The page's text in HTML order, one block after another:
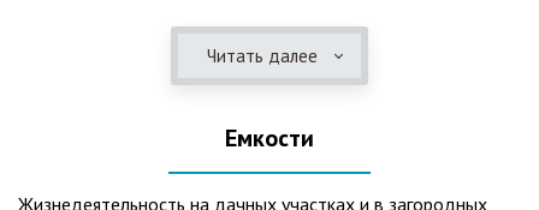
длительный срок службы, так как не подвержены коррозии.
2. Обладают высокой прочностью – способны
состоянии. 3. Могут эксплуатироваться в любом регионе
России при любых низких температурах. 4. Полностью
герметичны, что дает гарантию по полной безопасности
Читать далее
Емкости
Жизнедеятельность на дачных участках и в загородных